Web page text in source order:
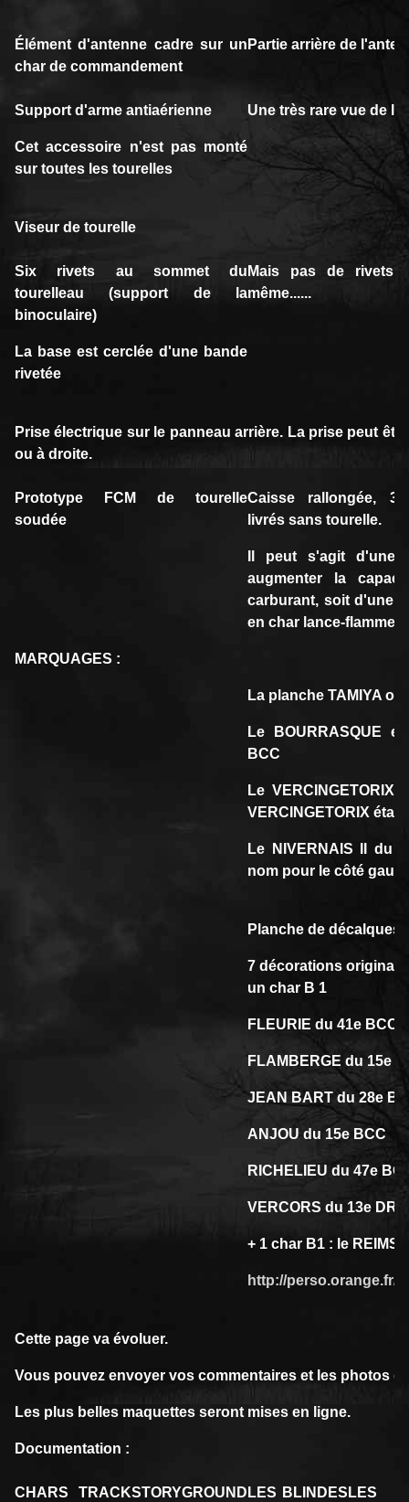
Élément d'antenne cadre sur un
char de commandement
Partie arrière de
Support d'arme antiaérienne
Cet accessoire n'est pas monté
sur toutes les tourelles
Une très rare vue de
Viseur de tourelle
Six rivets au sommet du
tourelleau (support de la
binoculaire)
La base est cerclée d'une bande
rivetée
Mais pas de rivets
même......
Prise électrique sur le panneau arrière. La prise peut
ou à droite.
Prototype FCM de tourelle
soudée
Caisse rallongée, 3
livrés sans tourelle.
Il peut s'agit d'une
augmenter la
carburant, soit d'une
en char lance-flamme.
MARQUAGES :
La planche TAMIYA
Le BOURRASQUE
BCC
Le
VERCINGETORIX était
Le NIVERNAIS II du
nom pour le côté
Planche de
7 décorations
un char B 1
FLEURIE du 41e BCC
FLAMBERGE du 15e
JEAN BART du 28e
ANJOU du 15e BCC
RICHELIEU du 47e
VERCORS du 13e
+ 1 char B1 : le REIMS
http://perso.orange.fr/
Cette page va évoluer.
Vous pouvez envoyer vos commentaires et les photos
Les plus belles maquettes seront mises en ligne.
Documentation :
CHARS
TRACKSTORYGROUND LES BLINDES LES